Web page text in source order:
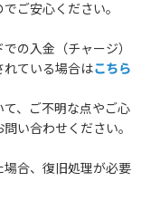
ご安心ください。
の入金（チャージ）
ている場合はこちら
、ご不明な点やご心
い合わせください。
合、復旧処理が必要